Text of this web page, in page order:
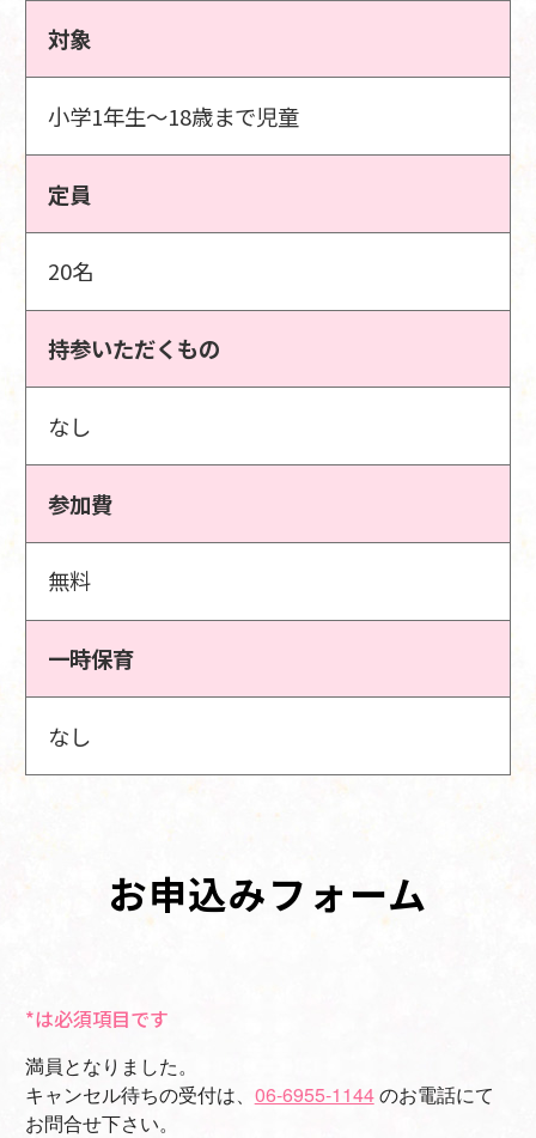
対象
小学1年生～18歳まで児童
定員
20名
持参いただくもの
なし
参加費
無料
一時保育
なし
お申込みフォーム
*は必須項目です
満員となりました。
キャンセル待ちの受付は、 06-6955-1144のお電話にて
お問合せ下さい。